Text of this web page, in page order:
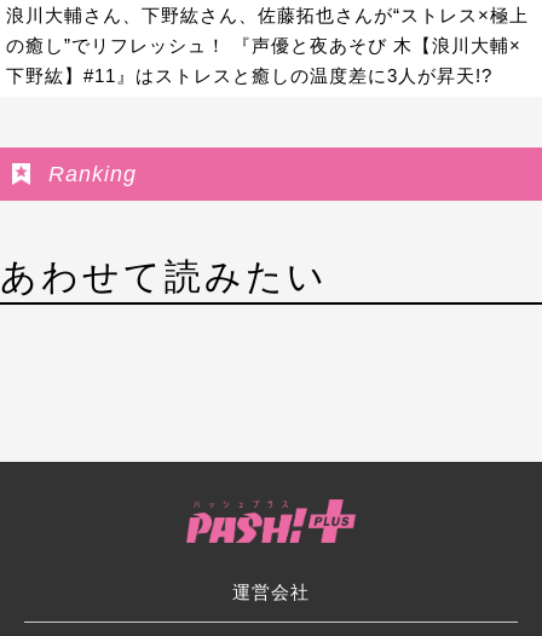
浪川大輔さん、下野紘さん、佐藤拓也さんが“ストレス×極上
の癒し”でリフレッシュ！ 『声優と夜あそび 木【浪川大輔×
下野紘】#11』はストレスと癒しの温度差に3人が昇天!?
Ranking
あわせて読みたい
運営会社